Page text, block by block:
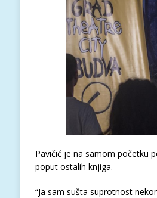
Pavičić je na samom početku
poput ostalih knjiga.
“Ja sam sušta suprotnost